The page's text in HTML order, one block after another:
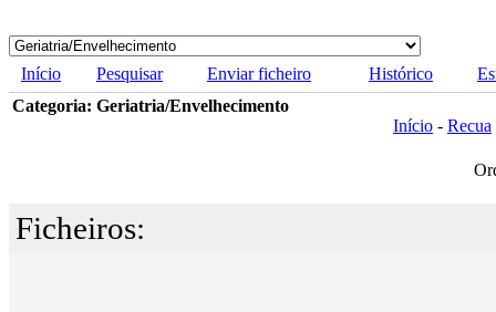
Início Pesquisar Enviar ficheiro Histórico
Categoria: Geriatria/Envelhecimento
Início - Recua
Ficheiros: